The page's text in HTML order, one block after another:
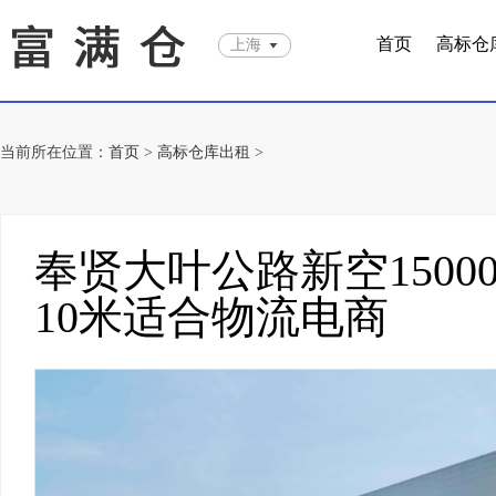
上海 首页 高标仓
当前所在位置： 首页 > 高标仓库出租 >
奉贤大叶公路新空
10米适合物流电商